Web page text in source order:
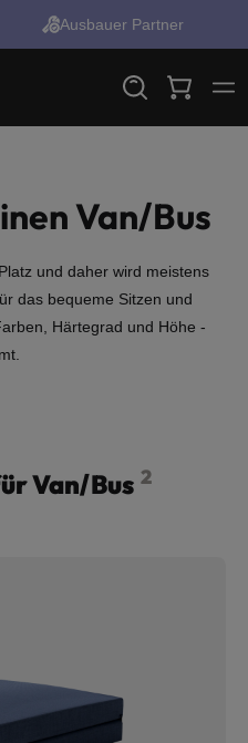
Van/Bus
und daher wird meistens
das bequeme Sitzen und
Härtegrad und Höhe -
Van/Bus 2
Ausbauer Partner